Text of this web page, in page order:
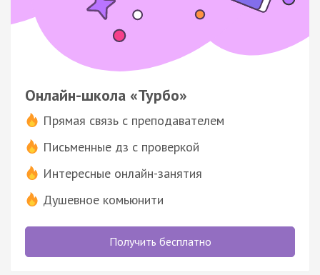
Онлайн-школа «Турбо»
Прямая связь с преподавателем
Письменные дз с проверкой
Интересные онлайн-занятия
Душевное комьюнити
Получить бесплатно